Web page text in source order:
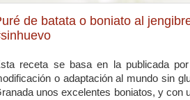
de batata o boniato al
receta se basa en la publicada por
o adaptación al mundo sin
unos excelentes boniatos, y con